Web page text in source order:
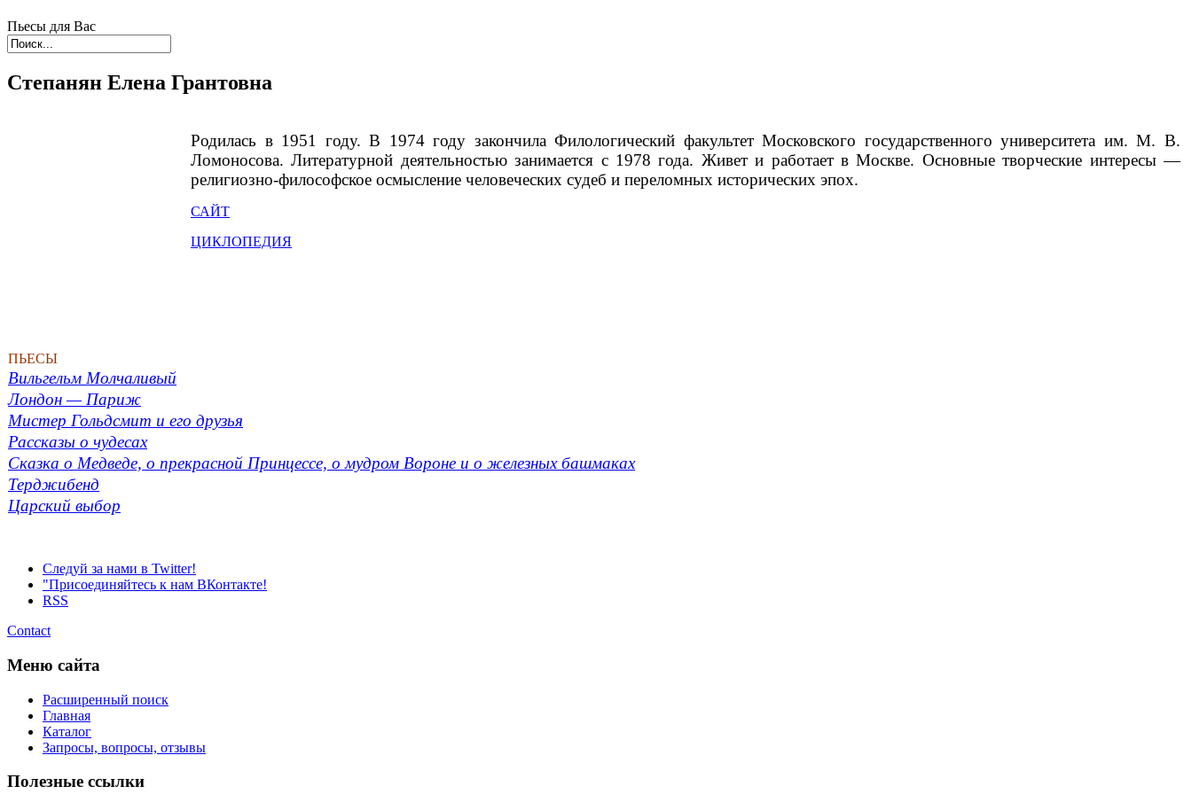
Пьесы для Вас
Степанян Елена Грантовна
Родилась в 1951 году. В 1974 году закончила Филологический факультет Московского государственного университета им. М. В.
Ломоносова. Литературной деятельностью занимается с 1978 года. Живет и работает в Москве. Основные творческие интересы —
религиозно-философское осмысление человеческих судеб и переломных исторических эпох.
САЙТ
ЦИКЛОПЕДИЯ
ПЬЕСЫ
Вильгельм Молчаливый
Лондон — Париж
Мистер Гольдсмит и его друзья
Рассказы о чудесах
Сказка о Медведе, о прекрасной Принцессе, о мудром Вороне и о железных башмаках
Терджибенд
Царский выбор
Следуй за нами в Twitter!
"Присоединяйтесь к нам ВКонтакте!
RSS
Contact
Меню сайта
Расширенный поиск
Главная
Каталог
Запросы, вопросы, отзывы
Полезные ссылки